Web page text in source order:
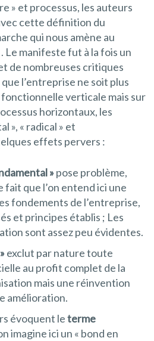
» et processus, les auteurs
cette définition du
qui nous amène au
. Le manifeste fut à la fois un
de nombreuses critiques
l’entreprise ne soit plus
verticale mais sur
horizontaux, les
», « radical » et
effets pervers :
» pose problème,
fait que l’on entend ici une
fondements de l’entreprise,
et principes établis ; Les
sont assez peu évidentes.
exclut par nature toute
au profit complet de la
mais une réinvention
amélioration.
évoquent leterme
imagine ici un « bond en